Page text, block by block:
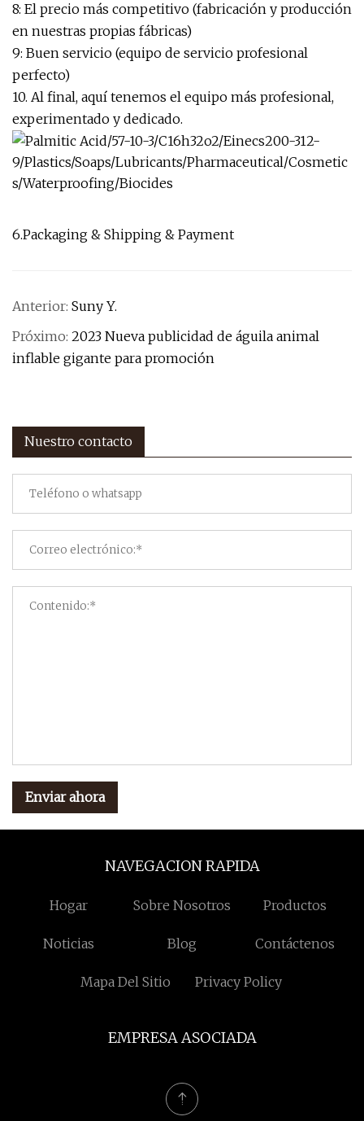
8: El precio más competitivo (fabricación y producción
en nuestras propias fábricas)
9: Buen servicio (equipo de servicio profesional
perfecto)
10. Al final, aquí tenemos el equipo más profesional,
experimentado y dedicado.
6.Packaging & Shipping & Payment
Anterior: Suny Y.
Próximo: 2023 Nueva publicidad de águila animal
inflable gigante para promoción
Nuestro contacto
Enviar ahora
NAVEGACION RAPIDA
Hogar Sobre Nosotros Productos
Noticias Blog Contáctenos
Mapa Del Sitio Privacy Policy
EMPRESA ASOCIADA